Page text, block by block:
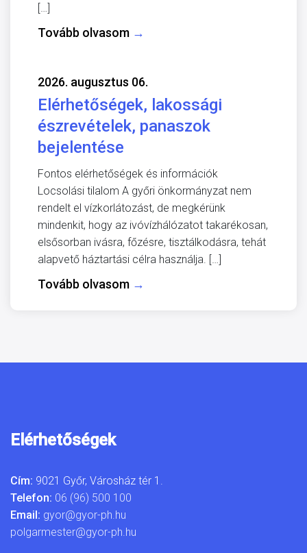
[…]
Tovább olvasom →
2026. augusztus 06.
Elérhetőségek, lakossági
észrevételek, panaszok
bejelentése
Fontos elérhetőségek és információk
Locsolási tilalom A győri önkormányzat nem
rendelt el vízkorlátozást, de megkérünk
mindenkit, hogy az ivóvízhálózatot takarékosan,
elsősorban ivásra, főzésre, tisztálkodásra, tehát
alapvető háztartási célra használja. […]
Tovább olvasom →
Elérhetőségek
Cím: 9021 Győr, Városház tér 1.
Telefon: 06 (96) 500 100
Email: gyor@gyor-ph.hu
polgarmester@gyor-ph.hu